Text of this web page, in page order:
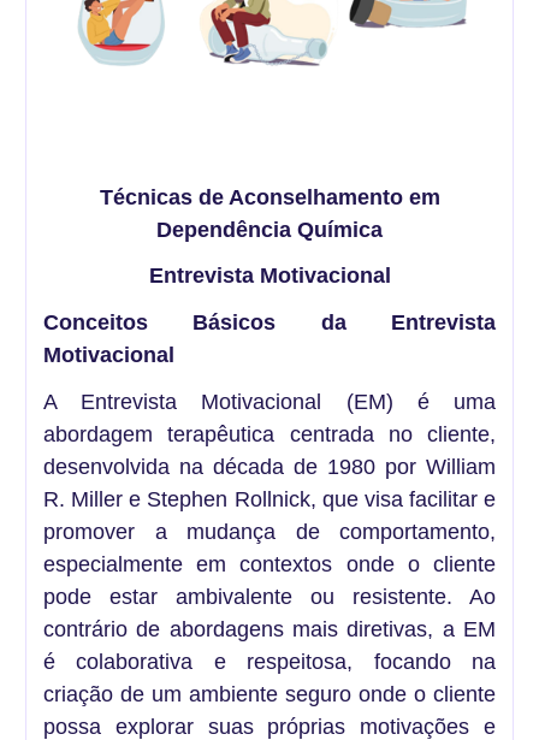
Técnicas de Aconselhamento em
Dependência Química
Entrevista Motivacional
Conceitos Básicos da Entrevista
Motivacional
A Entrevista Motivacional (EM) é uma
abordagem terapêutica centrada no cliente,
desenvolvida na década de 1980 por William
R. Miller e Stephen Rollnick, que visa facilitar e
promover a mudança de comportamento,
especialmente em contextos onde o cliente
pode estar ambivalente ou resistente. Ao
contrário de abordagens mais diretivas, a EM
é colaborativa e respeitosa, focando na
criação de um ambiente seguro onde o cliente
possa explorar suas próprias motivações e